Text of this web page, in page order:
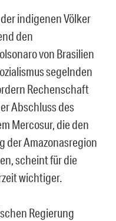
indigenen Völker
den
von Brasilien
segelnden
Rechenschaft
Abschluss des
Mercosur, die den
der Amazonasregion
scheint für die
wichtiger.
Regierung